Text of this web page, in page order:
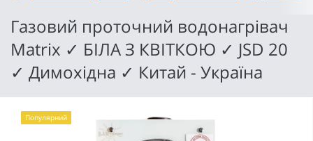
Газовий проточний водонагрівач
Matrix ✓ БІЛА З КВІТКОЮ ✓ JSD 20
✓ Димохідна ✓ Китай - Україна
Популярний